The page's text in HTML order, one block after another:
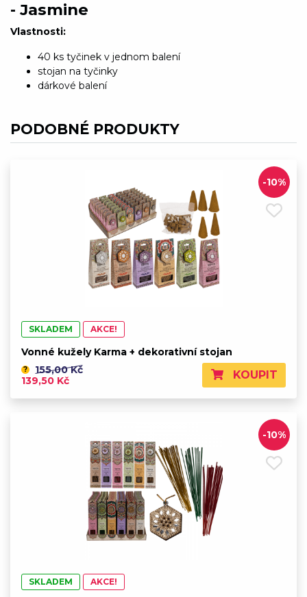
- Jasmine
Vlastnosti:
40 ks tyčinek v jednom balení
stojan na tyčinky
dárkové balení
PODOBNÉ PRODUKTY
-10%
SKLADEM AKCE!
Vonné kužely Karma + dekorativní stojan
?
155,00 Kč
139,50 Kč
KOUPIT
-10%
SKLADEM AKCE!